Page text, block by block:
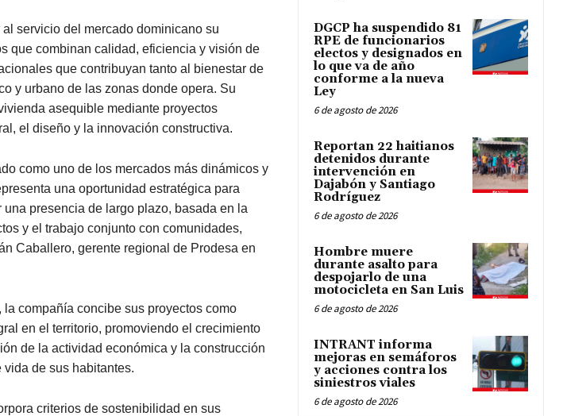
servicio del mercado dominicano su
que combinan calidad, eficiencia y visión de
que contribuyan tanto al bienestar de
y urbano de las zonas donde opera. Su
asequible mediante proyectos
el diseño y la innovación constructiva.
como uno de los mercados más dinámicos y
una oportunidad estratégica para
presencia de largo plazo, basada en la
y el trabajo conjunto con comunidades,
Caballero, gerente regional de Prodesa en
compañía concibe sus proyectos como
en el territorio, promoviendo el crecimiento
de la actividad económica y la construcción
de sus habitantes.
criterios de sostenibilidad en sus
DGCP ha suspendido 81
RPE de funcionarios
electos y designados en
lo que va de año
conforme a la nueva
Ley
6 de agosto de 2026
Reportan 22 haitianos
detenidos durante
intervención en
Dajabón y Santiago
Rodríguez
6 de agosto de 2026
Hombre muere
durante asalto para
despojarlo de una
motocicleta en San Luis
6 de agosto de 2026
INTRANT informa
mejoras en semáforos
y acciones contra los
siniestros viales
6 de agosto de 2026